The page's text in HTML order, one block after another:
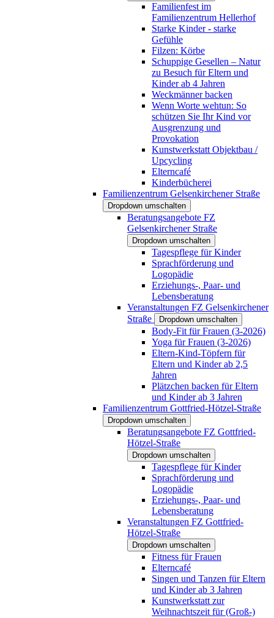
Familienfest im
Familienzentrum Hellerhof
Starke Kinder - starke
Gefühle
Filzen: Körbe
Schuppige Gesellen – Natur
zu Besuch für Eltern und
Kinder ab 4 Jahren
Weckmänner backen
Wenn Worte wehtun: So
schützen Sie Ihr Kind vor
Ausgrenzung und
Provokation
Kunstwerkstatt Objektbau /
Upcycling
Elterncafé
Kinderbücherei
Familienzentrum Gelsenkirchener Straße
Dropdown umschalten
Beratungsangebote FZ
Gelsenkirchener Straße
Dropdown umschalten
Tagespflege für Kinder
Sprachförderung und
Logopädie
Erziehungs-, Paar- und
Lebensberatung
Veranstaltungen FZ Gelsenkirchener
Straße
Dropdown umschalten
Body-Fit für Frauen (3-2026)
Yoga für Frauen (3-2026)
Eltern-Kind-Töpfern für
Eltern und Kinder ab 2,5
Jahren
Plätzchen backen für Eltern
und Kinder ab 3 Jahren
Familienzentrum Gottfried-Hötzel-Straße
Dropdown umschalten
Beratungsangebote FZ Gottfried-
Hötzel-Straße
Dropdown umschalten
Tagespflege für Kinder
Sprachförderung und
Logopädie
Erziehungs-, Paar- und
Lebensberatung
Veranstaltungen FZ Gottfried-
Hötzel-Straße
Dropdown umschalten
Fitness für Frauen
Elterncafé
Singen und Tanzen für Eltern
und Kinder ab 3 Jahren
Kunstwerkstatt zur
Weihnachtszeit für (Groß-)